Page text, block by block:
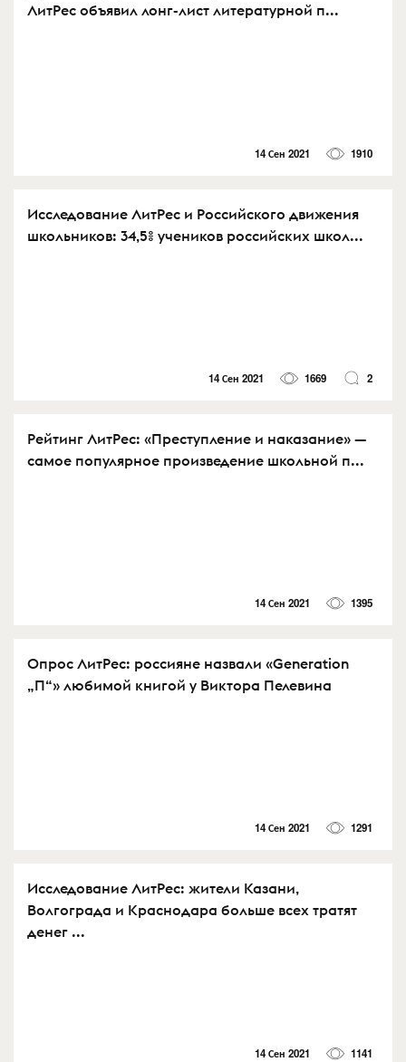
ЛитРес объявил лонг-лист литературной п...
14 Сен 2021 1910
Исследование ЛитРес и Российского движения
школьников: 34,5% учеников российских школ...
14 Сен 2021 1669 2
Рейтинг ЛитРес: «Преступление и наказание» —
самое популярное произведение школьной п...
14 Сен 2021 1395
Опрос ЛитРес: россияне назвали «Generation
„П“» любимой книгой у Виктора Пелевина
14 Сен 2021 1291
Исследование ЛитРес: жители Казани,
Волгограда и Краснодара больше всех тратят
денег ...
14 Сен 2021 1141